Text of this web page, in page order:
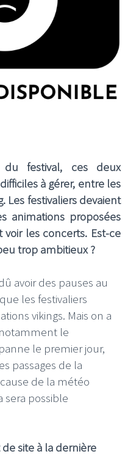
festival, ces deux
à gérer, entre les
Les festivaliers devaient
animations proposées
voir les concerts. Est-ce
trop ambitieux ?
avoir des pauses au
les festivaliers
vikings. Mais on a
le
le premier jour,
passages de la
de la météo
sera possible
site à la dernière